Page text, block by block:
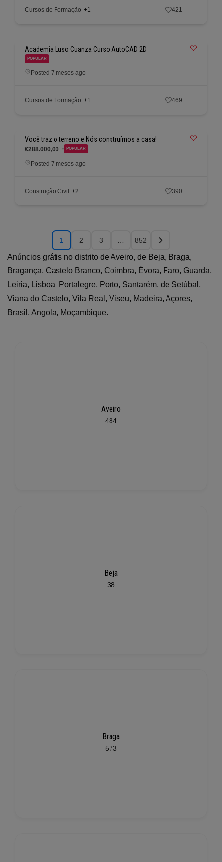
Cursos de Formação +1 421
Academia Luso Cuanza Curso AutoCAD 2D
POPULAR
Posted 7 meses ago
Cursos de Formação +1 469
Você traz o terreno e Nós construímos a casa!
€288.000,00 POPULAR
Posted 7 meses ago
Construção Civil +2 390
1 2 3 852
Anúncios grátis no distrito de Aveiro, de Beja, Braga,
Bragança, Castelo Branco, Coimbra, Évora, Faro, Guarda,
Leiria, Lisboa, Portalegre, Porto, Santarém, de Setúbal,
Viana do Castelo, Vila Real, Viseu, Madeira, Açores,
Brasil, Angola, Moçambique.
Aveiro
484
Beja
38
Braga
573